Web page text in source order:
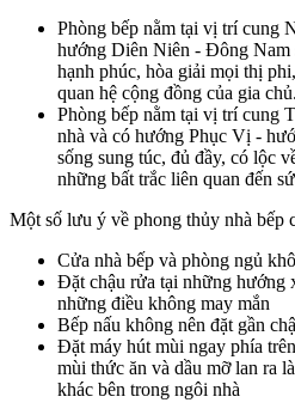
Phòng bếp nằm tại vị trí cung
hướng Diên Niên - Đông Nam
hạnh phúc, hòa giải mọi thị
quan hệ cộng đồng của gia chủ.
Phòng bếp nằm tại vị trí cung
nhà và có hướng Phục Vị -
sống sung túc, đủ đầy, có lộc
những bất trắc liên quan đến
Một số lưu ý về phong thủy nhà bếp
Cửa nhà bếp và phòng ngủ
Đặt chậu rửa tại những hướng
những điều không may mắn
Bếp nấu không nên đặt gần
Đặt máy hút mùi ngay phía
mùi thức ăn và dầu mỡ lan ra
khác bên trong ngôi nhà